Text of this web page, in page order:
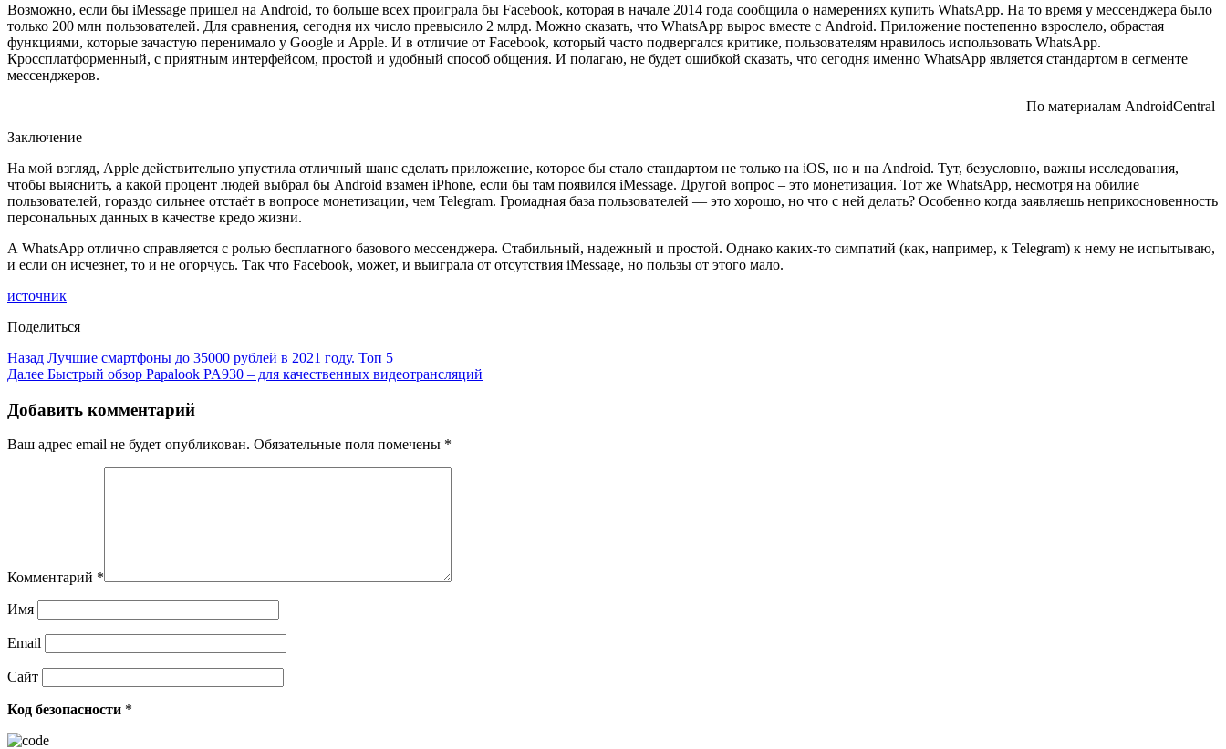
Возможно, если бы iMessage пришел на Android, то больше всех проиграла бы Facebook, которая в начале 2014 года сообщила о намерениях купить WhatsApp. На то время у мессенджера было
только 200 млн пользователей. Для сравнения, сегодня их число превысило 2 млрд. Можно сказать, что WhatsApp вырос вместе с Android. Приложение постепенно взрослело, обрастая
функциями, которые зачастую перенимало у Google и Apple. И в отличие от Facebook, который часто подвергался критике, пользователям нравилось использовать WhatsApp.
Кроссплатформенный, с приятным интерфейсом, простой и удобный способ общения. И полагаю, не будет ошибкой сказать, что сегодня именно WhatsApp является стандартом в сегменте
мессенджеров.
По материалам AndroidCentral
Заключение
На мой взгляд, Apple действительно упустила отличный шанс сделать приложение, которое бы стало стандартом не только на iOS, но и на Android. Тут, безусловно, важны исследования,
чтобы выяснить, а какой процент людей выбрал бы Android взамен iPhone, если бы там появился iMessage. Другой вопрос – это монетизация. Тот же WhatsApp, несмотря на обилие
пользователей, гораздо сильнее отстаёт в вопросе монетизации, чем Telegram. Громадная база пользователей — это хорошо, но что с ней делать? Особенно когда заявляешь неприкосновенность
персональных данных в качестве кредо жизни.
А WhatsApp отлично справляется с ролью бесплатного базового мессенджера. Стабильный, надежный и простой. Однако каких-то симпатий (как, например, к Telegram) к нему не испытываю,
и если он исчезнет, то и не огорчусь. Так что Facebook, может, и выиграла от отсутствия iMessage, но пользы от этого мало.
источник
Поделиться
Назад Лучшие смартфоны до 35000 рублей в 2021 году. Топ 5
Далее Быстрый обзор Papalook PA930 – для качественных видеотрансляций
Добавить комментарий
Ваш адрес email не будет опубликован. Обязательные поля помечены *
Комментарий *
Имя
Email
Сайт
Код безопасности *